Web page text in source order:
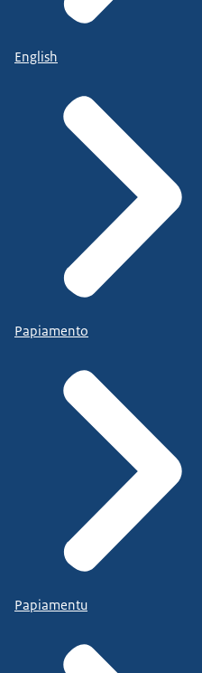
English
Papiamento
Papiamentu